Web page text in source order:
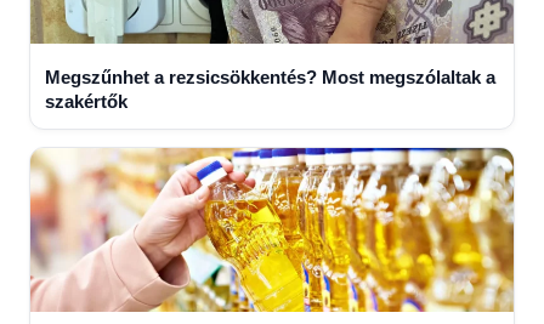
Megszűnhet a rezsicsökkentés? Most megszólaltak a
szakértők